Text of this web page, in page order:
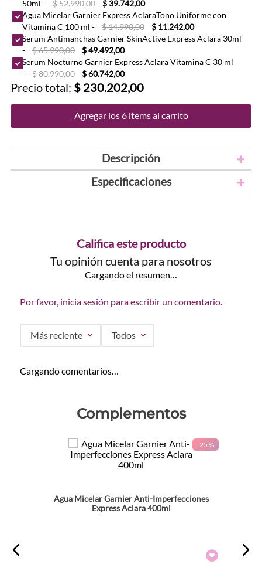
50ml - $ 52.990,00
$ 39.742,00
Agua Micelar Garnier Express AclaraTono Uniforme con
Vitamina C 100 ml - $ 14.990,00
$ 11.242,00
Serum Antimanchas Garnier SkinActive Express Aclara 30ml
-
$ 65.990,00
$ 49.492,00
Serum Nocturno Garnier Express Aclara Vitamina C 30 ml
-
$ 80.990,00 $ 60.742,00
Precio total: $ 230.202,00
Agregar los 6 items al carrito
Descripción
Especificaciones
Califica este producto
Tu opinión cuenta para nosotros
Cargando el resumen…
Por favor, inicia sesión para escribir un comentario.
Más reciente Todos
Cargando comentarios…
Complementos
-25 %
Agua Micelar Garnier Anti-Imperfecciones
Express Aclara 400ml